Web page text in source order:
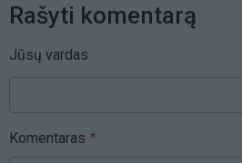
Rašyti komentarą
Jūsų vardas
Komentaras